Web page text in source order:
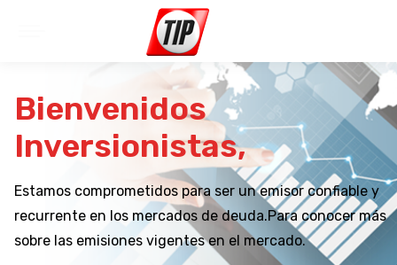
Bienvenidos
Inversionistas,
Estamos comprometidos para ser un emisor confiable y
recurrente en los mercados de deuda.Para conocer más
sobre las emisiones vigentes en el mercado.